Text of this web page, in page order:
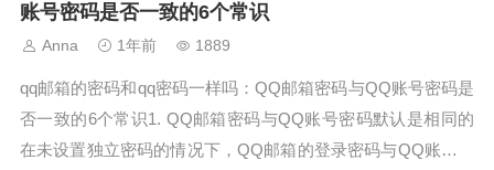
账号密码是否一致的6个常识
Anna 1年前 1889
qq邮箱的密码和qq密码一样吗：QQ邮箱密码与QQ账号密码是
否一致的6个常识1. QQ邮箱密码与QQ账号密码默认是相同的
在未设置独立密码的情况下，QQ邮箱的登录密码与QQ账号密